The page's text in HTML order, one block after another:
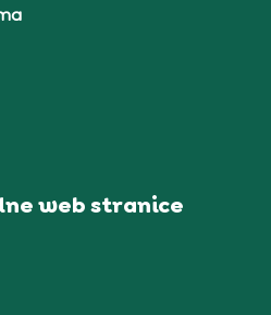
web stranice